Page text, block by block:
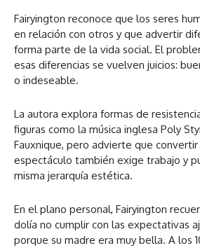
Fairyington reconoce que los seres
en relación con otros y que advertir
forma parte de la vida social. El
esas diferencias se vuelven juicios:
o indeseable.
La autora explora formas de
figuras como la música inglesa Poly
Fauxnique, pero advierte que
espectáculo también exige trabajo y
misma jerarquía estética.
En el plano personal, Fairyington
dolía no cumplir con las expectativas
porque su madre era muy bella. A los